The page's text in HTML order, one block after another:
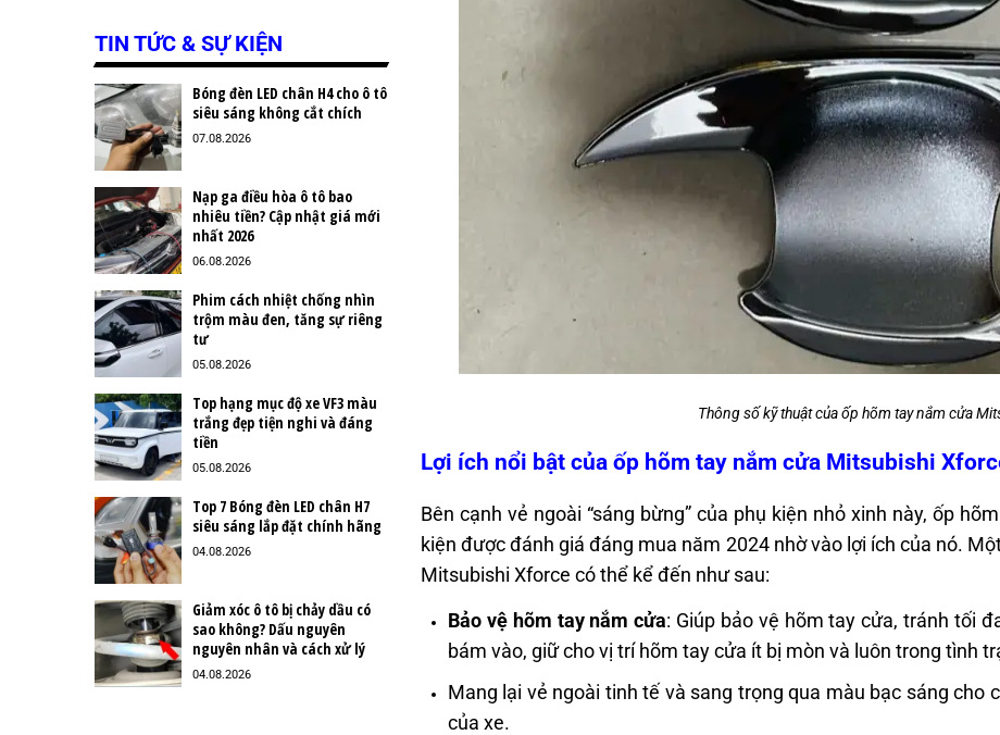
Thông số kỹ thuật của ốp hõm tay nắm cửa
Lợi ích nổi bật của ốp hõm tay nắm cửa Mitsubishi
Bên cạnh vẻ ngoài “sáng bừng” của phụ kiện nhỏ xinh này, ốp
kiện được đánh giá đáng mua năm 2024 nhờ vào lợi ích của nó.
Mitsubishi Xforce có thể kể đến như sau:
Bảo vệ hõm tay nắm cửa: Giúp bảo vệ hõm tay cửa, tránh tối
bám vào, giữ cho vị trí hõm tay cửa ít bị mòn và luôn trong tình
Mang lại vẻ ngoài tinh tế và sang trọng qua màu bạc sáng
của xe.
TIN TỨC & SỰ KIỆN
Bóng đèn LED chân H4 cho ô tô
siêu sáng không cắt chích
07.08.2026
Nạp ga điều hòa ô tô bao
nhiêu tiền? Cập nhật giá mới
nhất 2026
06.08.2026
Phim cách nhiệt chống nhìn
trộm màu đen, tăng sự riêng
tư
05.08.2026
Top hạng mục độ xe VF3 màu
trắng đẹp tiện nghi và đáng
tiền
05.08.2026
Top 7 Bóng đèn LED chân H7
siêu sáng lắp đặt chính hãng
04.08.2026
Giảm xóc ô tô bị chảy dầu có
sao không? Dấu nguyên
nguyên nhân và cách xử lý
04.08.2026